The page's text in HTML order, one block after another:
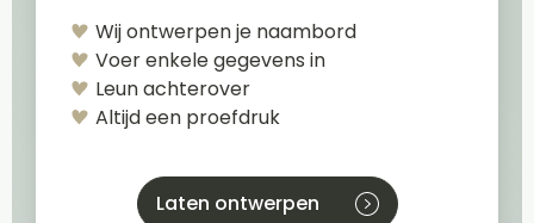
Wij ontwerpen je naambord
Voer enkele gegevens in
Leun achterover
Altijd een proefdruk
Laten ontwerpen